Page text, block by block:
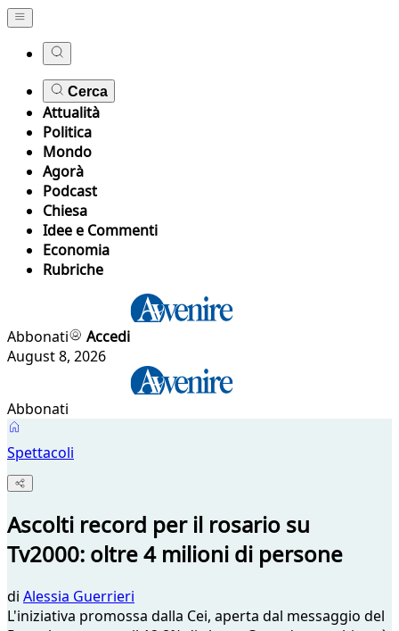
Cerca
Attualità
Politica
Mondo
Agorà
Podcast
Chiesa
Idee e Commenti
Economia
Rubriche
Abbonati
Accedi
August 8, 2026
Abbonati
Spettacoli
Ascolti record per il rosario su
Tv2000: oltre 4 milioni di persone
di Alessia Guerrieri
L'iniziativa promossa dalla Cei, aperta dal messaggio del